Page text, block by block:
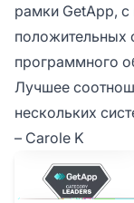
рамки GetApp,
положительных
программного
Лучшее
нескольких
– Carole K